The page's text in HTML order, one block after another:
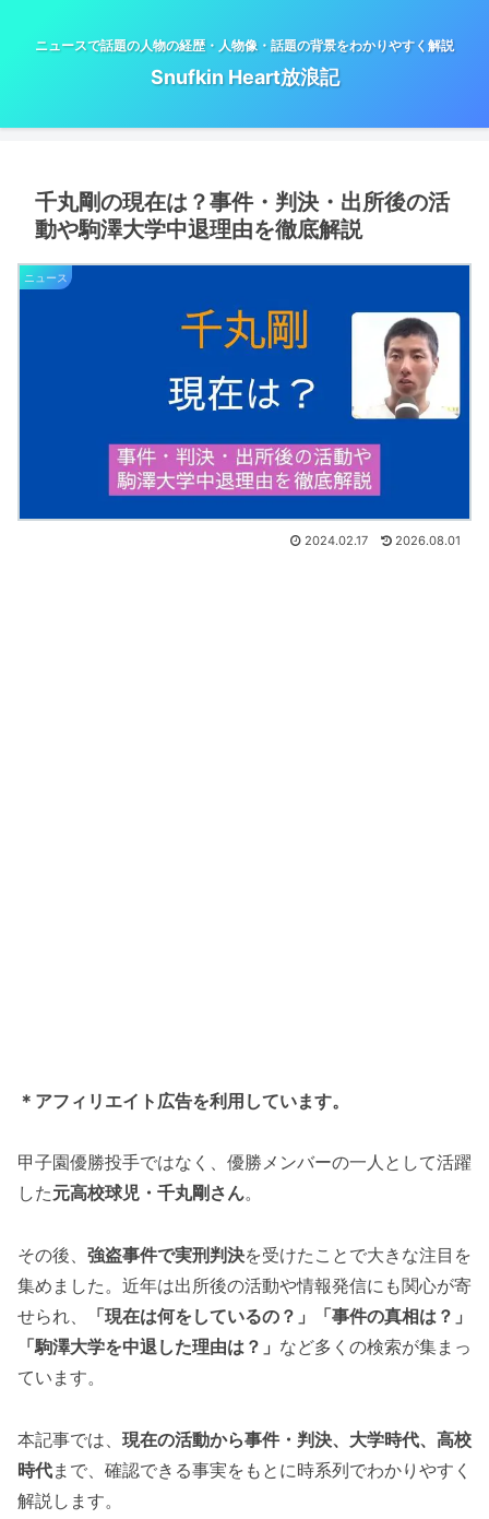
ニュースで話題の人物の経歴・人物像・話題の背景をわかりやすく解説
Snufkin Heart放浪記
千丸剛の現在は？事件・判決・出所後の活
動や駒澤大学中退理由を徹底解説
ニュース
2024.02.17 2026.08.01
＊アフィリエイト広告を利用しています。
甲子園優勝投手ではなく、優勝メンバーの一人として活躍
した元高校球児・千丸剛さん。
その後、 強盗事件で実刑判決を受けたことで大きな注目を
集めました。近年は出所後の活動や情報発信にも関心が寄
せられ、
「現在は何をしているの？」「事件の真相は？」
「駒澤大学を中退した理由は？」 など多くの検索が集まっ
ています。
本記事では、 現在の活動から事件・判決、大学時代、高校
時代まで、確認できる事実をもとに時系列でわかりやすく
解説します。